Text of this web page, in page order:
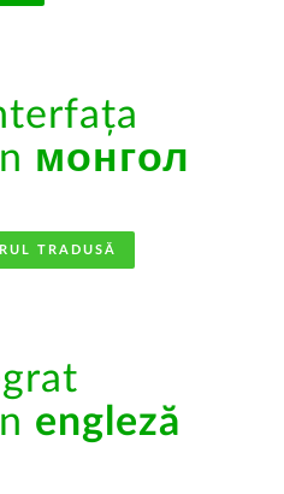
монгол
TRADUSĂ
engleză